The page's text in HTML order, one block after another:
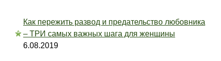
Как пережить развод и предательство любовника
– ТРИ самых важных шага для женщины
6.08.2019